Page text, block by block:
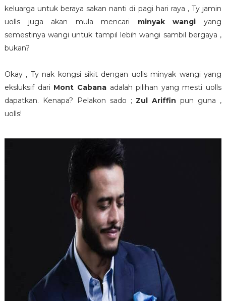
keluarga untuk beraya sakan nanti di pagi hari raya , Ty jamin
uolls juga akan mula mencari minyak wangi yang
semestinya wangi untuk tampil lebih wangi sambil bergaya ,
bukan?
Okay , Ty nak kongsi sikit dengan uolls minyak wangi yang
eksluksif dari Mont Cabanaadalah pilihan yang mesti uolls
dapatkan. Kenapa? Pelakon sado ; Zul Ariffin pun guna ,
uolls!